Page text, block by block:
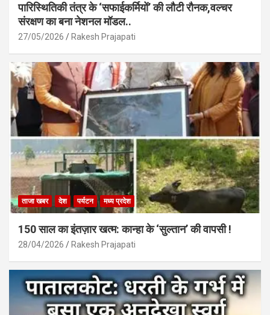
पारिस्थितिकी तंत्र के ‘सफाईकर्मियों’ की लौटी रौनक,वल्चर
संरक्षण का बना नेशनल मॉडल..
27/05/2026 Rakesh Prajapati
ताजा खबर देश पर्यटन मध्य प्रदेश
150 साल का इंतज़ार खत्म: कान्हा के ‘सुल्तान’ की वापसी !
28/04/2026 Rakesh Prajapati